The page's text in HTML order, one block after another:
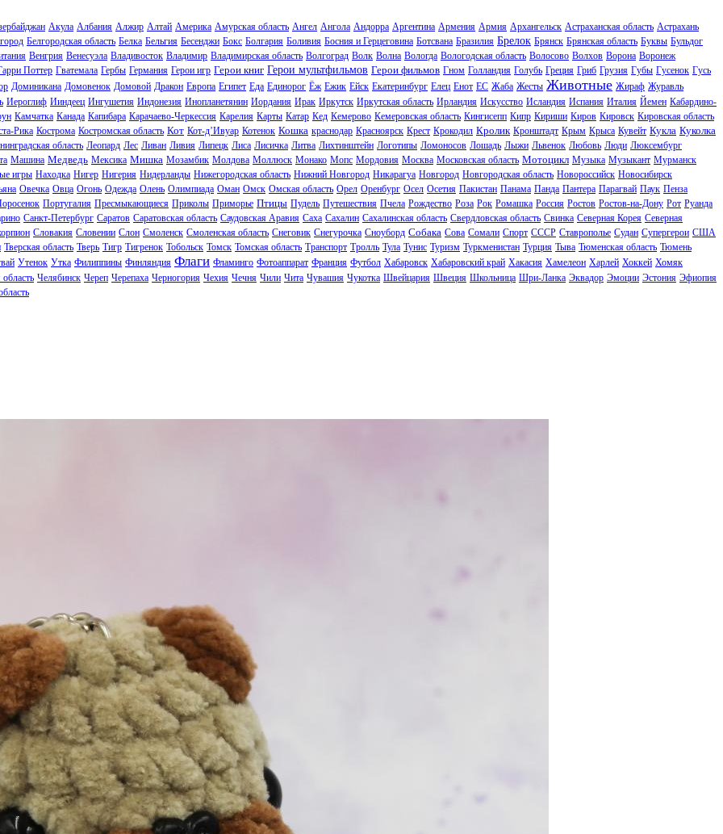
Акула Албания Алжир Алтай Америка Амурская область Ангел Ангола Андорра Аргентина Армения Армия Архангельск Астраханская область Астрахань
Белгородская область Белка Бельгия Бесенджи Бокс Болгария Боливия Босния и Герцеговина Ботсвана Бразилия Брелок Брянск Брянская область Буквы Бульдог
Венгрия Венесуэла Владивосток Владимир Владимирская область Волгоград Волк Волна Вологда Вологодская область Волосово Волхов Ворона Воронеж
Поттер Гватемала Гербы Германия Герои игр Герои книг Герои мультфильмов Герои фильмов Гном Голландия Голубь Греция Гриб Грузия Губы Гусенок Гусь
Доминикана Домовенок Домовой Дракон Европа Египет Еда Единорог Ёж Ежик Ейск Екатеринбург Елец Енот ЕС Жаба Жесты Животные Жираф Журавль
Иероглиф Ииндеец Ингушетия Индонезия Инопланетянин Иордания Ирак Иркутск Иркутская область Ирландия Искусство Исландия Испания Италия Йемен Кабардино-
Камчатка Канада Капибара Карачаево-Черкессия Карелия Карты Катар Кед Кемерово Кемеровская область Кингисепп Кипр Кириши Киров Кировск Кировская область
Рика Кострома Костромская область Кот Кот-д’Ивуар Котенок Кошка краснодар Красноярск Крест Крокодил Кролик Кронштадт Крым Крыса Кувейт Кукла Куколка
область Леопард Лес Ливан Ливия Липецк Лиса Лисичка Литва Лихтинштейн Логотипы Ломоносов Лошадь Лыжи Львенок Любовь Люди Люксембург
Машина Медведь Мексика Мишка Мозамбик Молдова Моллюск Монако Мопс Мордовия Москва Московская область Мотоцикл Музыка Музыкант Мурманск
игры Находка Нигер Нигерия Нидерланды Нижегородская область Нижний Новгород Никарагуа Новгород Новгородская область Новороссийск Новосибирск
Овечка Овца Огонь Одежда Олень Олимпиада Оман Омск Омская область Орел Оренбург Осел Осетия Пакистан Панама Панда Пантера Парагвай Паук Пенза
Португалия Пресмыкающиеся Приколы Приморье Птицы Пудель Путешествия Пчела Рождество Роза Рок Ромашка Россия Ростов Ростов-на-Дону Рот Руанда
Санкт-Петербург Саратов Саратовская область Саудовская Аравия Саха Сахалин Сахалинская область Свердловская область Свинка Северная Корея Северная
Словакия Словении Слон Смоленск Смоленская область Снеговик Снегурочка Сноуборд Собака Сова Сомали Спорт СССР Ставрополье Судан Супергерои США
Тверская область Тверь Тигр Тигренок Тобольск Томск Томская область Транспорт Тролль Тула Тунис Туризм Туркменистан Турция Тыва Тюменская область Тюмень
Утенок Утка Филиппины Финляндия Флаги Фламинго Фотоаппарат Франция Футбол Хабаровск Хабаровский край Хакасия Хамелеон Харлей Хоккей Хомяк
Челябинск Череп Черепаха Черногория Чехия Чечня Чили Чита Чувашия Чукотка Швейцария Швеция Школьница Шри-Ланка Эквадор Эмоции Эстония Эфиопия